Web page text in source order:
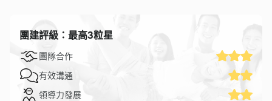
團建評級：最高3粒星
團隊合作
有效溝通
領導力發展